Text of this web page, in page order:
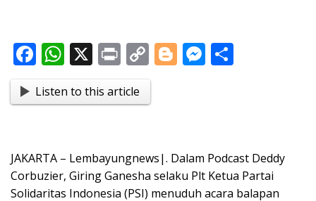
F
e
o
k
W
at
p
p
X Pr
t
C
o
p
n
k
Bl M
g
er
Listen to this article
JAKARTA – Lembayungnews|. Dalam Podcast Deddy
Corbuzier, Giring Ganesha selaku Plt Ketua Partai
Solidaritas Indonesia (PSI) menuduh acara balapan